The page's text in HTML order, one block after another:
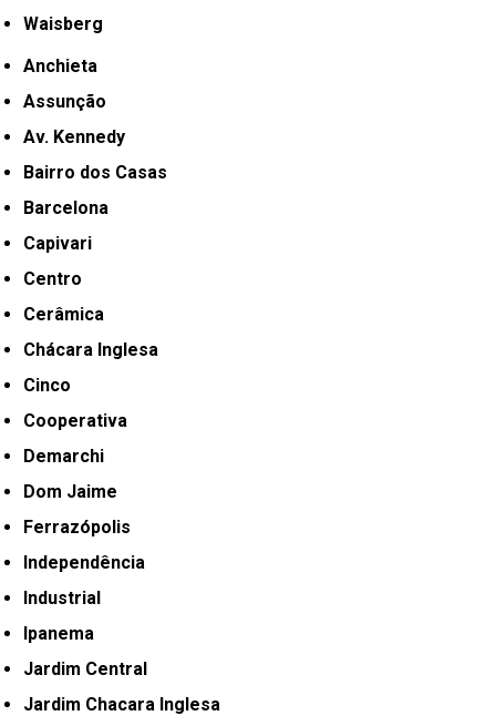
Waisberg
Anchieta
Assunção
Av. Kennedy
Bairro dos Casas
Barcelona
Capivari
Centro
Cerâmica
Chácara Inglesa
Cinco
Cooperativa
Demarchi
Dom Jaime
Ferrazópolis
Independência
Industrial
Ipanema
Jardim Central
Jardim Chacara Inglesa